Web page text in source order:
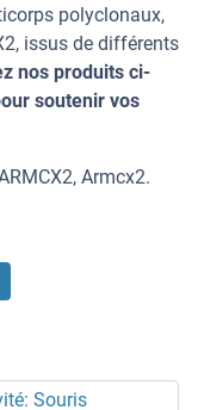
polyclonaux,
issus de différents
nos produits ci-
soutenir vos
Armcx2.
Souris